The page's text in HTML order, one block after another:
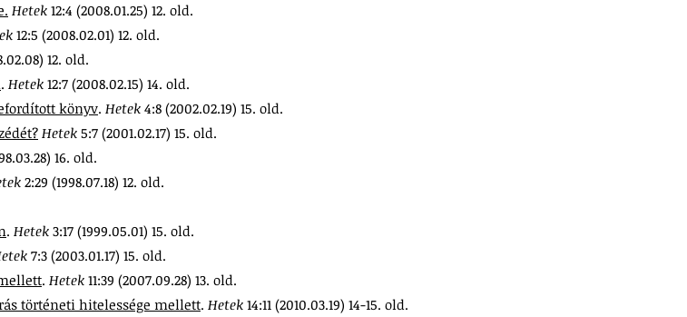
Hetek 12:4 (2008.01.25) 12. old.
12:5 (2008.02.01) 12. old.
12. old.
. Hetek 12:7 (2008.02.15) 14. old.
könyv. Hetek 4:8 (2002.02.19) 15. old.
Hetek 5:7 (2001.02.17) 15. old.
16. old.
2:29 (1998.07.18) 12. old.
. Hetek 3:17 (1999.05.01) 15. old.
7:3 (2003.01.17) 15. old.
. Hetek 11:39 (2007.09.28) 13. old.
történeti hitelessége mellett. Hetek 14:11 (2010.03.19) 14-15. old.